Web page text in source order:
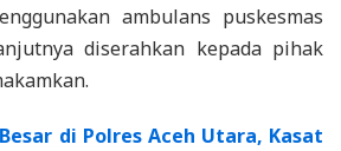
ambulans puskesmas
diserahkan kepada pihak
di Polres Aceh Utara, Kasat